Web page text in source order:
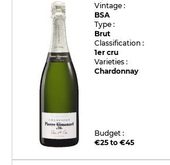
Vintage :
BSA
Type :
Brut
Classification :
1er cru
Varieties :
Chardonnay
Budget :
€25 to €45